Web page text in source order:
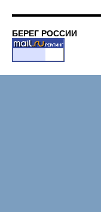
БЕРЕГ РОССИИ